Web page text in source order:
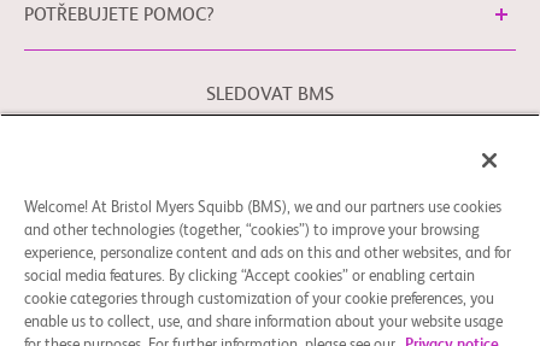
POTŘEBUJETE POMOC?
SLEDOVAT BMS
Právní podmínky
Zásady ochrany osobních údajů
Předvolby souborů cookie
Obraťte se na naši kontaktní osobu pro ochranu osobních
údajů v Evropské unii pomocíEUDPO@BMS.com, chcete-li
uplatnit Vaše práva ochrany osobních údajů a také máte-li
Welcome! At Bristol Myers Squibb (BMS), we and our partners use cookies
and other technologies (together, “cookies”) to improve your browsing
experience, personalize content and ads on this and other websites, and for
social media features. By clicking “Accept cookies” or enabling certain
cookie categories through customization of your cookie preferences, you
enable us to collect, use, and share information about your website usage